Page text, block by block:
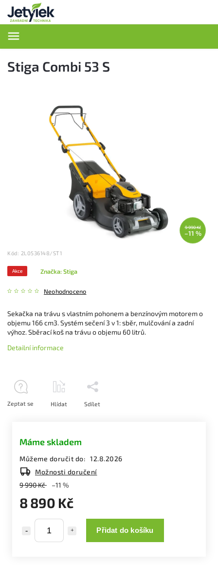
Stiga Combi 53 S
9 990 Kč
–11 %
Kód: 2L0536148/ST1
Akce
Neohodnoceno
Značka:Stiga
9 990 Kč –11 %
8 890 Kč
Přidat do košíku
Máme skladem
Můžeme doručit do: 12.8.2026
Možnosti doručení
Sekačka na trávu s vlastním pohonem a benzínovým motorem o
objemu 166 cm3. Systém sečení 3 v 1: sběr, mulčování a zadní
výhoz. Sběrací koš na trávu o objemu 60 litrů.
Detailní informace
Zeptat se Hlídat Sdílet